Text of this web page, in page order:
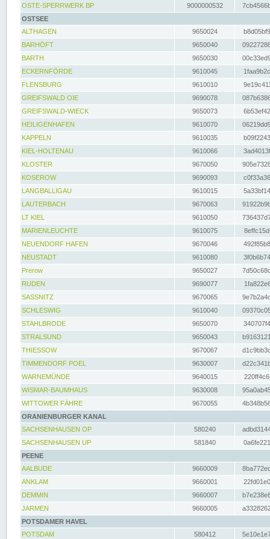
OSTE-SPERRWERK BP
9000000532
OSTSEE
ALTHAGEN
9650024
BARHÖFT
9650040
BARTH
9650030
ECKERNFÖRDE
9610045
FLENSBURG
9610010
GREIFSWALD OIE
9690078
GREIFSWALD-WIECK
9650073
HEILIGENHAFEN
9610070
KAPPELN
9610035
KIEL-HOLTENAU
9610066
KLOSTER
9670050
KOSEROW
9690093
LANGBALLIGAU
9610015
LAUTERBACH
9670063
LT KIEL
9610050
MARIENLEUCHTE
9610075
NEUENDORF HAFEN
9670046
NEUSTADT
9610080
Prerow
9650027
RUDEN
9690077
SASSNITZ
9670065
SCHLESWIG
9610040
STAHLBRODE
9650070
STRALSUND
9650043
THIESSOW
9670067
TIMMENDORF POEL
9630007
WARNEMÜNDE
9640015
WISMAR-BAUMHAUS
9630008
WITTOWER FÄHRE
9670055
ORANIENBURGER KANAL
SACHSENHAUSEN OP
580240
SACHSENHAUSEN UP
581840
PEENE
AALBUDE
9660009
ANKLAM
9660001
DEMMIN
9660007
JARMEN
9660005
POTSDAMER HAVEL
POTSDAM
580412